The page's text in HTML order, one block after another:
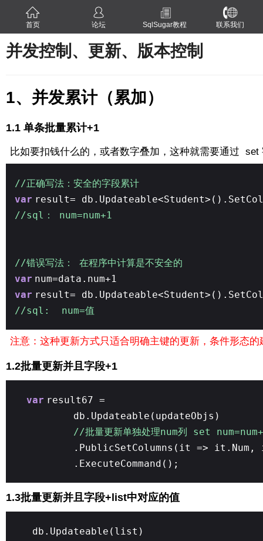
首页 论坛 SqlSugar教程 联系我们
并发控制、更新、版本控制
1、并发累计（累加）
1.1 单条批量累计+1
比如要扣钱什么的，或者数字叠加，这种就需要通过 set
//正确写法：安全的字段累计
var result=
//sql： num=num+1
//错误写法： 在程序中计算是不安全的
var num=data.num+1
var result=
//sql: num=值
注意：这种更新方式只适合明确主键的更新，条件形态的
1.2批量更新并且字段+1
var result67 =
db.Updateable(updateObjs)
//批量更新单独处理num列 set
.PublicSetColumns(it =>
.ExecuteCommand();
1.3批量更新并且字段+list中对应的值
db.Updateable(list)